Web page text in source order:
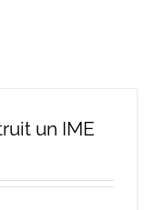
un IME